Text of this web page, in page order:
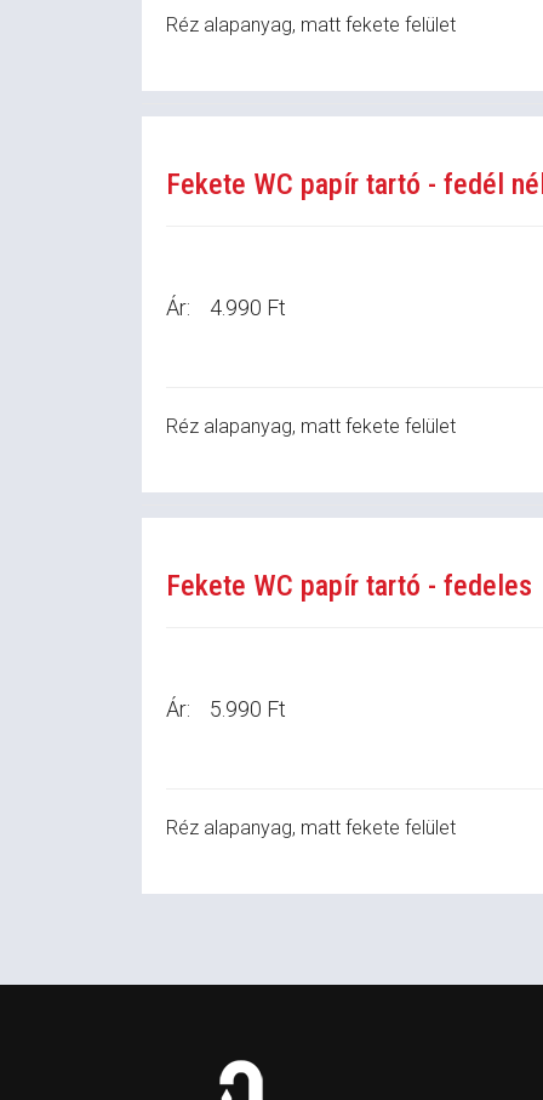
Réz alapanyag, matt fekete felület
Fekete WC papír tartó - fedél
Ár: 4.990 Ft
Réz alapanyag, matt fekete felület
Fekete WC papír tartó - fedeles
Ár: 5.990 Ft
Réz alapanyag, matt fekete felület